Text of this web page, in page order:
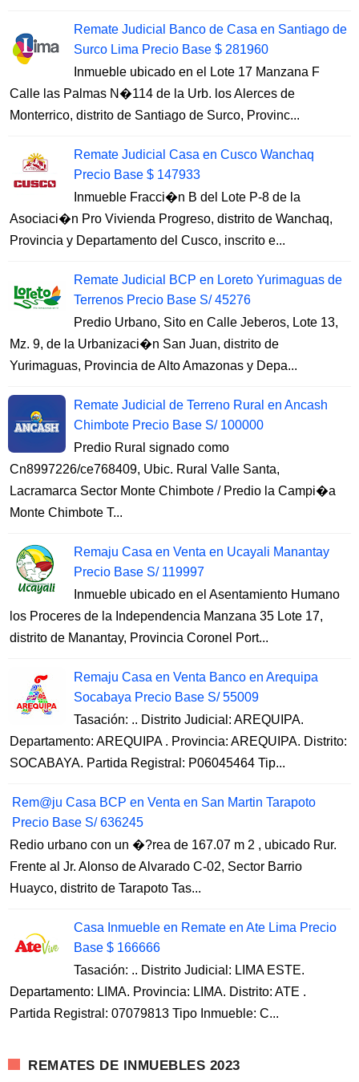
Remate Judicial Banco de Casa en Santiago de
Surco Lima Precio Base $ 281960
Inmueble ubicado en el Lote 17 Manzana F
Calle las Palmas N�114 de la Urb. los Alerces de
Monterrico, distrito de Santiago de Surco, Provinc...
Remate Judicial Casa en Cusco Wanchaq
Precio Base $ 147933
Inmueble Fracci�n B del Lote P-8 de la
Asociaci�n Pro Vivienda Progreso, distrito de Wanchaq,
Provincia y Departamento del Cusco, inscrito e...
Remate Judicial BCP en Loreto Yurimaguas de
Terrenos Precio Base S/ 45276
Predio Urbano, Sito en Calle Jeberos, Lote 13,
Mz. 9, de la Urbanizaci�n San Juan, distrito de
Yurimaguas, Provincia de Alto Amazonas y Depa...
Remate Judicial de Terreno Rural en Ancash
Chimbote Precio Base S/ 100000
Predio Rural signado como
Cn8997226/ce768409, Ubic. Rural Valle Santa,
Lacramarca Sector Monte Chimbote / Predio la Campi�a
Monte Chimbote T...
Remaju Casa en Venta en Ucayali Manantay
Precio Base S/ 119997
Inmueble ubicado en el Asentamiento Humano
los Proceres de la Independencia Manzana 35 Lote 17,
distrito de Manantay, Provincia Coronel Port...
Remaju Casa en Venta Banco en Arequipa
Socabaya Precio Base S/ 55009
Tasación: .. Distrito Judicial: AREQUIPA.
Departamento: AREQUIPA . Provincia: AREQUIPA. Distrito:
SOCABAYA. Partida Registral: P06045464 Tip...
Rem@ju Casa BCP en Venta en San Martin Tarapoto
Precio Base S/ 636245
Redio urbano con un �?rea de 167.07 m 2 , ubicado Rur.
Frente al Jr. Alonso de Alvarado C-02, Sector Barrio
Huayco, distrito de Tarapoto Tas...
Casa Inmueble en Remate en Ate Lima Precio
Base $ 166666
Tasación: .. Distrito Judicial: LIMA ESTE.
Departamento: LIMA. Provincia: LIMA. Distrito: ATE .
Partida Registral: 07079813 Tipo Inmueble: C...
REMATES DE INMUEBLES 2023